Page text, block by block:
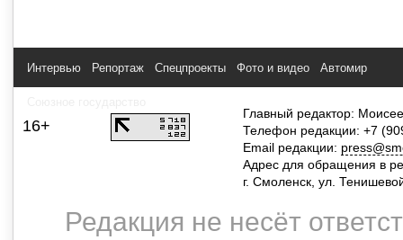
Интервью Репортаж Спецпроекты Фото и видео Автомир
16+
Главный редактор:
Телефон редакции: +7
Email редакции:
Адрес для обращения в
г. Смоленск, ул.
Редакция не несёт